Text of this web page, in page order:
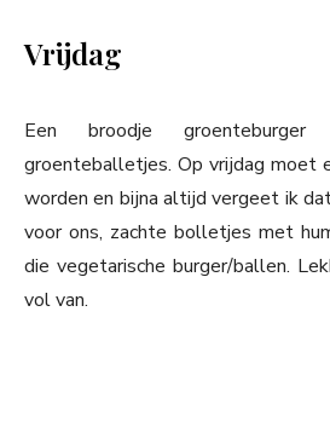
Vrijdag
Een broodje
groenteballetjes. Op vrijdag moet
worden en bijna altijd vergeet ik
voor ons, zachte bolletjes met
die vegetarische burger/ballen.
vol van.